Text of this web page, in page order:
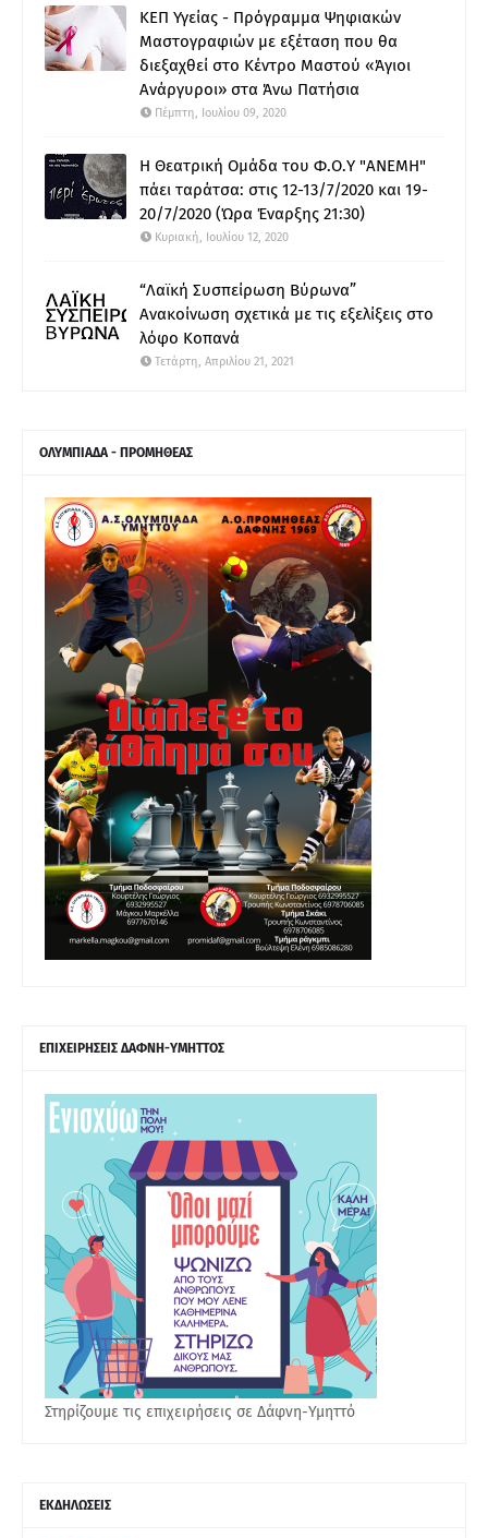
ΚΕΠ Υγείας - Πρόγραμμα Ψηφιακών
Μαστογραφιών με εξέταση που θα
διεξαχθεί στο Κέντρο Μαστού «Άγιοι
Ανάργυροι» στα Άνω Πατήσια
Πέμπτη, Ιουλίου 09, 2020
Η Θεατρική Ομάδα του Φ.Ο.Υ "ΑΝΕΜΗ"
πάει ταράτσα: στις 12-13/7/2020 και 19-
20/7/2020 (Ώρα Έναρξης 21:30)
Κυριακή, Ιουλίου 12, 2020
“Λαϊκή Συσπείρωση Βύρωνα”
Ανακοίνωση σχετικά με τις εξελίξεις στο
λόφο Κοπανά
Τετάρτη, Απριλίου 21, 2021
ΟΛΥΜΠΙΑΔΑ - ΠΡΟΜΗΘΕΑΣ
ΕΠΙΧΕΙΡΗΣΕΙΣ ΔΑΦΝΗ-ΥΜΗΤΤΟΣ
Στηρίζουμε τις επιχειρήσεις σε Δάφνη-Υμηττό
ΕΚΔΗΛΩΣΕΙΣ